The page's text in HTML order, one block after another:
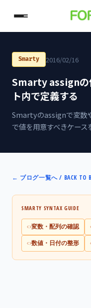
Smarty 2016/02/16
Smarty assignの
ト内で定義する
Smartyのassignで変数
で値を用意すべきケース
← ブログ一覧へ / BACK TO
SMARTY SYNTAX GUIDE
変数・配列の確認
数値・日付の整形